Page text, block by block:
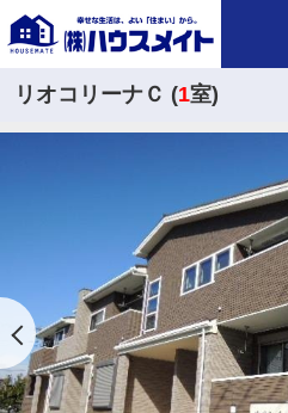
リオコリーナＣ (1室)